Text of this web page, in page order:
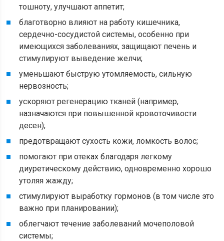
тошноту, улучшают аппетит;
благотворно влияют на работу кишечника,
сердечно-сосудистой системы, особенно при
имеющихся заболеваниях, защищают печень и
стимулируют выведение желчи;
уменьшают быструю утомляемость, сильную
нервозность;
ускоряют регенерацию тканей (например,
назначаются при повышенной кровоточивости
десен);
предотвращают сухость кожи, ломкость волос;
помогают при отеках благодаря легкому
диуретическому действию, одновременно хорошо
утоляя жажду;
стимулируют выработку гормонов (в том числе это
важно при планировании);
облегчают течение заболеваний мочеполовой
системы;